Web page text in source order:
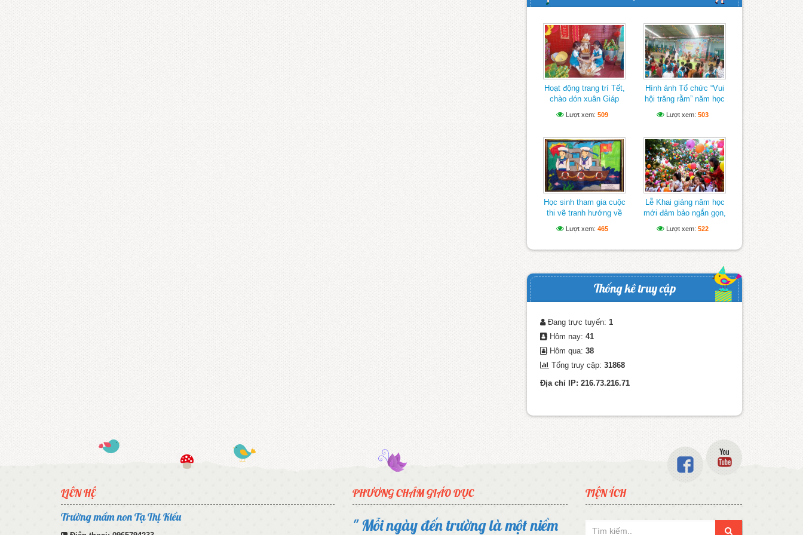
Hoạt động trang trí Tết,
chào đón xuân Giáp
trường mầm non Tạ
Lượt xem: 509
Hình ảnh Tổ chức “Vui
hội trăng rằm” năm học
Lượt xem: 503
Học sinh tham gia cuộc
thi vẽ tranh hướng về
Lượt xem: 465
Lễ Khai giảng năm học
mới đảm bảo ngắn gọn,
Lượt xem: 522
Thống kê truy cập
Đang trực tuyến: 1
Hôm nay: 41
Hôm qua: 38
Tổng truy cập: 31868
Địa chỉ IP: 216.73.216.71
LIÊN HỆ
Trường mầm non Tạ Thị Kiều
PHƯƠNG CHÂM GIÁO DỤC
" Mỗi ngày đến trường là một niềm
TIỆN ÍCH